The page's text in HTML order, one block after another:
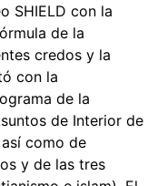
SHIELD con la
de la
credos y la
con la
de la
de Interior de
como de
y de las tres